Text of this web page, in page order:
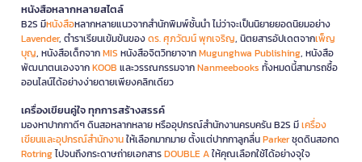
หนังสือหลากหลายสไตล์
B2S มีหนังสือหลากหลายแนวจากสำนักพิมพ์ชั้นนำ ไม่ว่าจะเป็นนิยายยอดนิยมอย่าง
Lavender, ตำราเรียนเข้มข้นของดร. ศุภวัฒน์ พุกเจริญ, นิตยสารอัปเดตจากเพ็ญ
บุญ, หนังสือเด็กจากMIS หนังสือจิตวิทยาจากMugunghwa Publishing, หนังสือ
พัฒนาตนเองจากKOOB และวรรณกรรมจากNanmeebooks ทั้งหมดนี้สามารถซื้อ
ออนไลน์ได้อย่างง่ายดายเพียงคลิกเดียว
เครื่องเขียนคู่ใจ ทุกการสร้างสรรค์
มองหาปากกาดีๆ ดินสอหลากหลาย หรืออุปกรณ์สำนักงานครบครัน B2S มีเครื่อง
เขียนและอุปกรณ์สำนักงานให้เลือกมากมาย ตั้งแต่ปากกาลูกลื่นParkerชุดดินสอกด
Rotringไปจนถึงกระดาษถ่ายเอกสารDOUBLE Aให้คุณเลือกใช้ได้อย่างจุใจ